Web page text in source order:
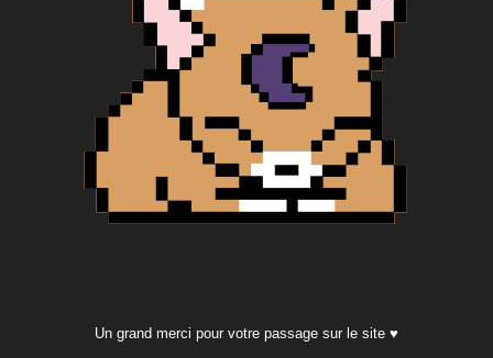
Un grand merci pour votre passage sur le site ♥